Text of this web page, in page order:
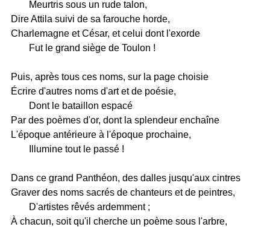
Meurtris sous un rude talon,
Dire Attila suivi de sa farouche horde,
Charlemagne et César, et celui dont l'exorde
Fut le grand siège de Toulon !
Puis, après tous ces noms, sur la page choisie
Écrire d'autres noms d'art et de poésie,
Dont le bataillon espacé
Par des poèmes d'or, dont la splendeur enchaîne
L'époque antérieure à l'époque prochaine,
Illumine tout le passé !
Dans ce grand Panthéon, des dalles jusqu'aux cintres
Graver des noms sacrés de chanteurs et de peintres,
D'artistes rêvés ardemment ;
À chacun, soit qu'il cherche un poème sous l'arbre,